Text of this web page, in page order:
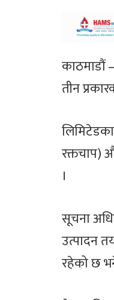
काठमाडौं
तीन
रक्तचाप)
।
सूचना
उत्पादन
रहेको छ